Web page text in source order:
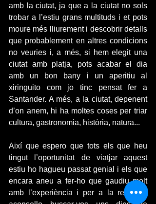
amb la ciutat, ja que a la ciutat no sols
trobar a l’estiu grans multituds i et pots
moure més lliurement i descobrir detalls
que probablement en altres condicions
no veuries i, a més, si hem elegit una
ciutat amb platja, pots acabar el dia
amb un bon bany i un aperitiu al
xiringuito com jo tinc pensat fer a
Santander. A més, a la ciutat, depenent
d’on anem, hi ha moltes coses per triar
cultura, gastronomia, història, natura...
Així que espero que tots els que heu
tingut l’oportunitat de viatjar aquest
estiu ho hagueu passat genial i els que
encara aneu a fer-ho que gaudiu molt
amb l’experiència i per a la resta us